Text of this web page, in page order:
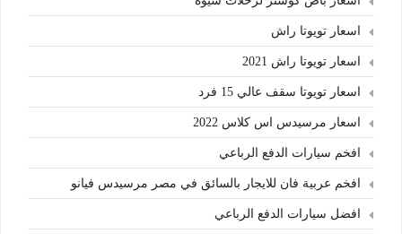
اسعار تويوتا راش
اسعار تويوتا راش 2021
اسعار تويوتا سقف عالي 15 فرد
اسعار مرسيدس اس كلاس 2022
افخم سيارات الدفع الرباعي
افخم عربية فان للايجار بالسائق في مصر مرسيدس فيانو
افضل سيارات الدفع الرباعي